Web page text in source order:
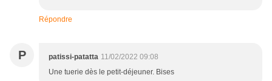
Répondre
P patissi-patatta 11/02/2022 09:08
Une tuerie dès le petit-déjeuner. Bises